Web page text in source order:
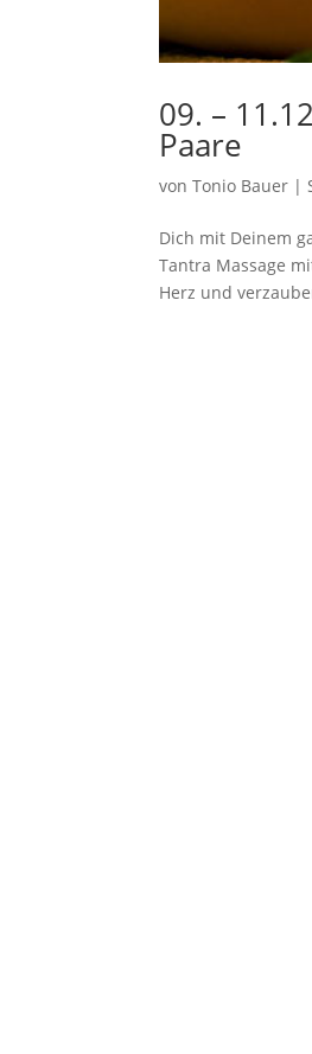
09. –
Paare
vonTonio Bauer |
Dich mit Deinem
Tantra Massage
Herz und